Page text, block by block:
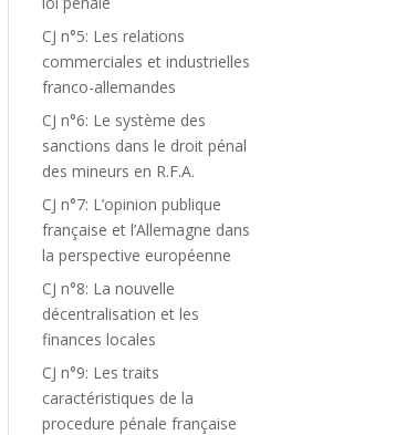
CJ n°5: Les relations
commerciales et industrielles
franco-allemandes
CJ n°6: Le système des
sanctions dans le droit pénal
des mineurs en R.F.A.
CJ n°7: L’opinion publique
française et l’Allemagne dans
la perspective européenne
CJ n°8: La nouvelle
décentralisation et les
finances locales
CJ n°9: Les traits
caractéristiques de la
procedure pénale française